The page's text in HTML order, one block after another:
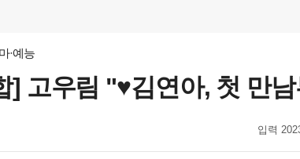
·예능
] 고우림 "♥김연아, 첫 만
입력